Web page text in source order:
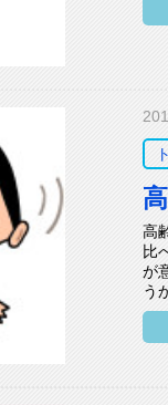
高
比
が
う